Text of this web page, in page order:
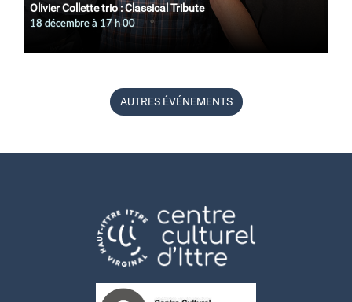
Olivier Collette trio : Classical Tribute
18 décembre à 17 h 00
AUTRES ÉVÉNEMENTS